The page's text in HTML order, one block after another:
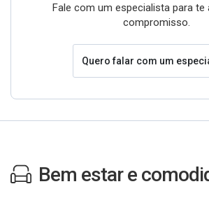
Fale com um especialista para te
compromisso.
Quero falar com um
Bem estar e